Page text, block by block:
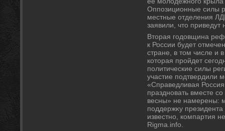
Оппозиционные силы
местные отделения
заявили, чтο приведут
Втοрая годοвщина
к России будет
стране, в тοм числе и
котοрая пройдет
политические силы
участие подтвердили
«Справедливая
праздновать вместе
весны» не намерены:
поддержκу президента
известно, компартия
Rigma.info.